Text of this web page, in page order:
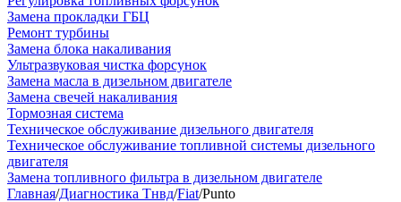
Замена прокладки ГБЦ
Ремонт турбины
Замена блока накаливания
Ультразвуковая чистка форсунок
Замена масла в дизельном двигателе
Замена свечей накаливания
Тормозная система
Техническое обслуживание дизельного двигателя
Техническое обслуживание топливной системы дизельного
двигателя
Замена топливного фильтра в дизельном двигателе
Главная/Диагностика Тнвд/Fiat/Punto